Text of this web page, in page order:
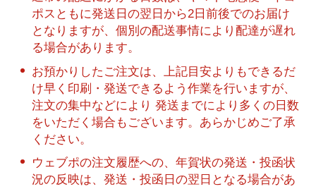
ポスともに発送日の翌日から2日前後でのお届け
となりますが、個別の配送事情により配達が遅れ
る場合があります。
お預かりしたご注文は、上記目安よりもできるだ
け早く印刷・発送できるよう作業を行いますが、
注文の集中などにより 発送までにより多くの日数
をいただく場合もございます。あらかじめご了承
ください。
ウェブポの注文履歴への、年賀状の発送・投函状
況の反映は、発送・投函日の翌日となる場合があ